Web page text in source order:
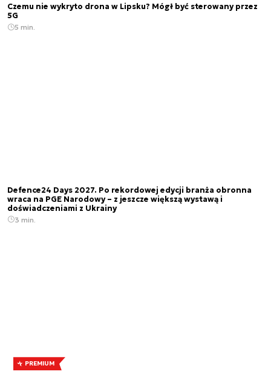
Czemu nie wykryto drona w Lipsku? Mógł być sterowany przez
5G
5 min.
Defence24 Days 2027. Po rekordowej edycji branża obronna
wraca na PGE Narodowy – z jeszcze większą wystawą i
doświadczeniami z Ukrainy
3 min.
PREMIUM